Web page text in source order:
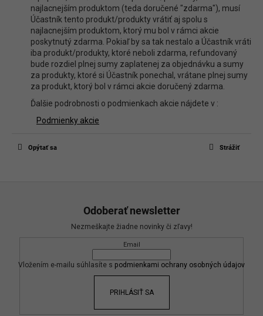
najlacnejším produktom (teda doručené "zdarma"), musí
Účastník tento produkt/produkty vrátiť aj spolu s
najlacnejším produktom, ktorý mu bol v rámci akcie
poskytnutý zdarma. Pokiaľ by sa tak nestalo a Účastník vráti
iba produkt/produkty, ktoré neboli zdarma, refundovaný
bude rozdiel plnej sumy zaplatenej za objednávku a sumy
za produkty, ktoré si Účastník ponechal, vrátane plnej sumy
za produkt, ktorý bol v rámci akcie doručený zdarma.
Ďalšie podrobnosti o podmienkach akcie nájdete v :
Podmienky akcie
Opýtať sa Strážiť
Odoberať newsletter
Nezmeškajte žiadne novinky či zľavy!
Email
Vložením e-mailu súhlasíte s podmienkami ochrany osobných údajov
PRIHLÁSIŤ SA